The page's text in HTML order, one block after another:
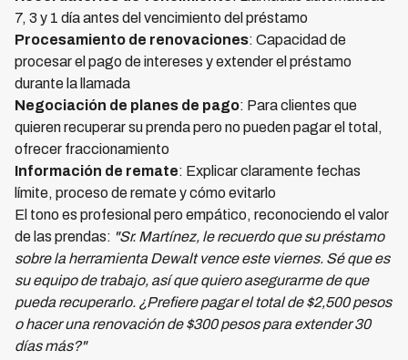
7, 3 y 1 día antes del vencimiento del préstamo
Procesamiento de renovaciones: Capacidad de
procesar el pago de intereses y extender el préstamo
durante la llamada
Negociación de planes de pago: Para clientes que
quieren recuperar su prenda pero no pueden pagar el total,
ofrecer fraccionamiento
Información de remate: Explicar claramente fechas
límite, proceso de remate y cómo evitarlo
El tono es profesional pero empático, reconociendo el valor
de las prendas: "Sr. Martínez, le recuerdo que su préstamo
sobre la herramienta Dewalt vence este viernes. Sé que es
su equipo de trabajo, así que quiero asegurarme de que
pueda recuperarlo. ¿Prefiere pagar el total de $2,500 pesos
o hacer una renovación de $300 pesos para extender 30
días más?"